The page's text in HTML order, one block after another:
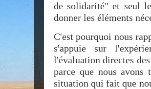
de solidarité" et seul
donner les éléments
C'est pourquoi nous
s'appuie sur
l'évaluation directes
parce que nous
situation qui fait que